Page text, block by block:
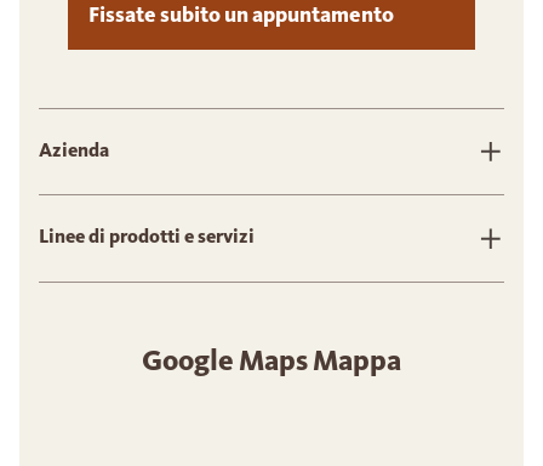
Fissate subito un appuntamento
Azienda
Linee di prodotti e servizi
Google Maps Mappa